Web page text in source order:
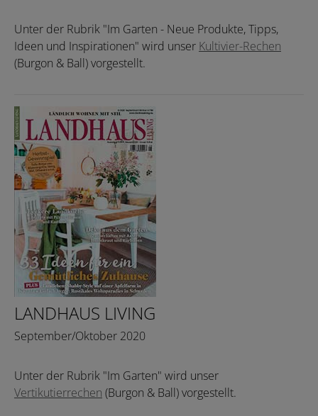
Unter der Rubrik "Im Garten - Neue Produkte, Tipps,
Ideen und Inspirationen" wird unser Kultivier-Rechen
(Burgon & Ball) vorgestellt.
LANDHAUS LIVING
September/Oktober 2020
Unter der Rubrik "Im Garten" wird unser
Vertikutierrechen (Burgon & Ball) vorgestellt.